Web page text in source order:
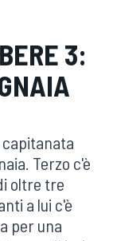
3:
Terzo c'è
oltre tre
a lui c'è
per una